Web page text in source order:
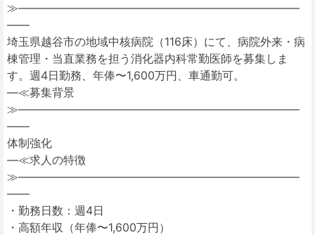
≫―――――――――――――――――――――――――
――
埼玉県越谷市の地域中核病院（116床）にて、病院外来・病
棟管理・当直業務を担う消化器内科常勤医師を募集しま
す。週4日勤務、年俸〜1,600万円、車通勤可。
―≪募集背景
≫―――――――――――――――――――――――――
――
体制強化
―≪求人の特徴
≫―――――――――――――――――――――――――
――
・勤務日数：週4日
・高額年収（年俸〜1,600万円）